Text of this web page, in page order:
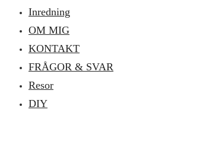
Inredning
OM MIG
KONTAKT
FRÅGOR & SVAR
Resor
DIY